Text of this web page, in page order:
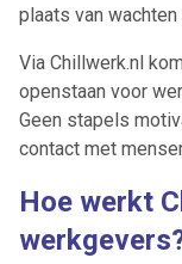
plaats van
Via Chillwerk.nl
openstaan voor
Geen stapels
contact met
Hoe werkt